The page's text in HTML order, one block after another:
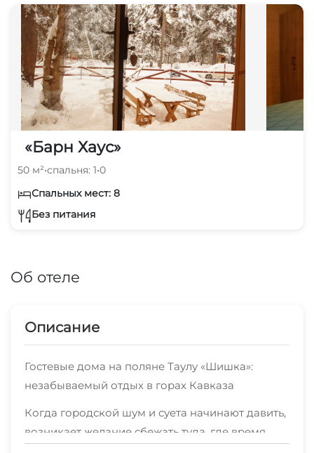
«Барн Хаус»
50 м²•спальня: 1•0
Спальных мест: 8
Без питания
Об отеле
Описание
Гостевые дома на поляне Таулу «Шишка»:
незабываемый отдых в горах Кавказа
Когда городской шум и суета начинают давить,
возникает желание сбежать туда, где время